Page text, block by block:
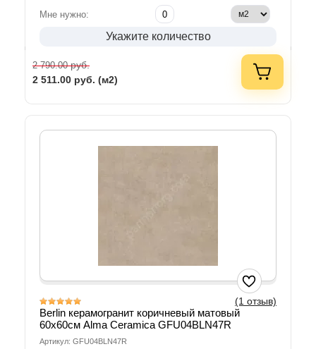
Мне нужно:
Укажите количество
2 790.00руб.
2 511.00 руб. (м2)
(1 отзыв)
Berlin керамогранит коричневый матовый
60х60см Alma Ceramica GFU04BLN47R
Артикул: GFU04BLN47R